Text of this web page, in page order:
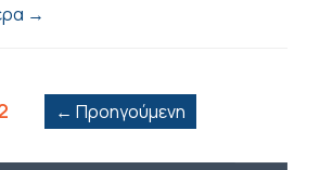
→
← Προηγούμενη